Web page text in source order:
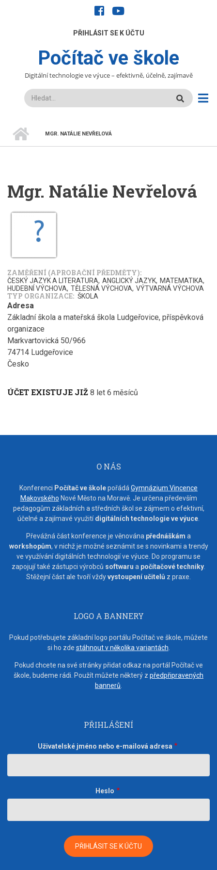
facebookyoutube
UŽIVATELÉPŘIHLÁSIT SE K ÚČTU
Počítač ve škole
Digitální technologie ve výuce – efektivně, účelně, zajímavě
Hledat
DROBEČKOVÁ
MGR. NATÁLIE NEVŘELOVÁ
Mgr. Natálie Nevřelová
ZAMĚŘENÍ (APROBAČNÍ PŘEDMĚTY)
ČESKÝ JAZYK A LITERATURA ANGLICKÝ JAZYK
MATEMATIKA
HUDEBNÍ VÝCHOVA TĚLESNÁ VÝCHOVA VÝTVARNÁ VÝCHOVA
TYP ORGANIZACE ŠKOLA
Adresa
Základní škola a mateřská škola Ludgeřovice, příspěvková
organizace
Markvartovická 50/966
74714 Ludgeřovice
Česko
ÚČET EXISTUJE JIŽ 8 let 6 měsíců
O NÁS
Konferenci Počítač ve školepořádá Gymnázium Vincence
Makovského Nové Město na Moravě. Je určena především
pedagogům základních a středních škol se zájmem o efektivní,
účelné a zajímavé využitídigitálních technologie ve výuce
Převážná část konference je věnována přednáškám a
workshopům, v nichž je možné seznámit se s novinkami a trendy
ve využívání digitálních technologií ve výuce. Do programu se
zapojují také zástupci výrobců softwaru a počítačové techniky
Stěžejní část ale tvoří vždyvystoupení učitelů z praxe.
LOGO A BANNERY
Pokud potřebujete základní logo portálu Počítač ve škole, můžete
si ho zde stáhnout v několika variantách
Pokud chcete na své stránky přidat odkaz na portál Počítač ve
škole, budeme rádi. Použít můžete některý z předpřipravených
bannerů
PŘIHLÁŠENÍ
Uživatelské jméno nebo e-mailová adresa
Heslo